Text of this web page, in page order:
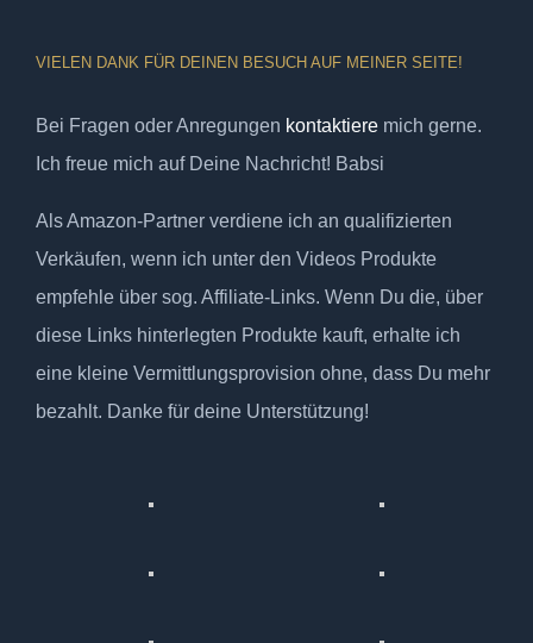
VIELEN DANK FÜR DEINEN BESUCH AUF MEINER SEITE!
Bei Fragen oder Anregungen kontaktiere mich gerne.
Ich freue mich auf Deine Nachricht! Babsi
Als Amazon-Partner verdiene ich an qualifizierten
Verkäufen, wenn ich unter den Videos Produkte
empfehle über sog. Affiliate-Links. Wenn Du die, über
diese Links hinterlegten Produkte kauft, erhalte ich
eine kleine Vermittlungsprovision ohne, dass Du mehr
bezahlt. Danke für deine Unterstützung!